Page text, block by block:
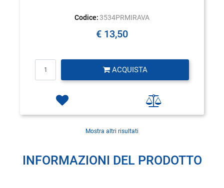
Codice: 3534PRMIRAVA
€ 13,50
ACQUISTA
Mostra altri risultati
INFORMAZIONI DEL PRODOTTO